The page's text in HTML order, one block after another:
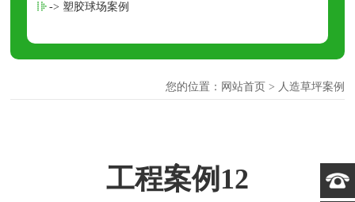
-> 塑胶球场案例
您的位置： 网站首页> 人造草坪案例
工程案例12